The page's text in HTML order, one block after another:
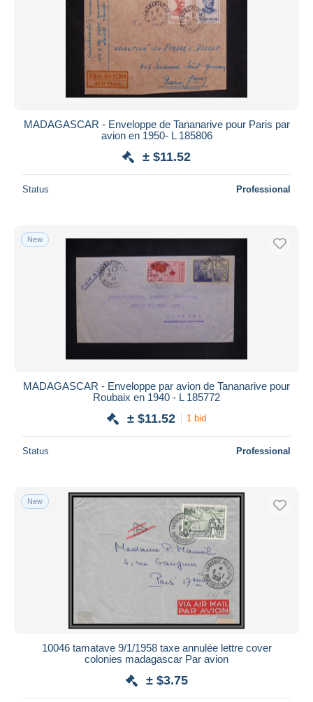
MADAGASCAR - Enveloppe de Tananarive pour Paris par
avion en 1950- L 185806
± $11.52
Status Professional
New
MADAGASCAR - Enveloppe par avion de Tananarive pour
Roubaix en 1940 - L 185772
± $11.52 1 bid
Status Professional
New
10046 tamatave 9/1/1958 taxe annulée lettre cover
colonies madagascar Par avion
± $3.75